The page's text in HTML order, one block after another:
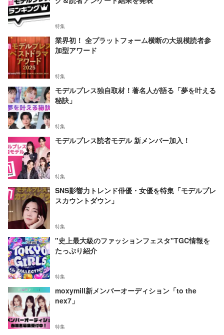
特集
業界初！ 全プラットフォーム横断の大規模読者参
加型アワード
特集
モデルプレス独自取材！著名人が語る「夢を叶える
秘訣」
特集
モデルプレス読者モデル 新メンバー加入！
特集
SNS影響力トレンド俳優・女優を特集「モデルプレ
スカウントダウン」
特集
"史上最大級のファッションフェスタ"TGC情報を
たっぷり紹介
特集
moxymill新メンバーオーディション「to the
nex7」
特集